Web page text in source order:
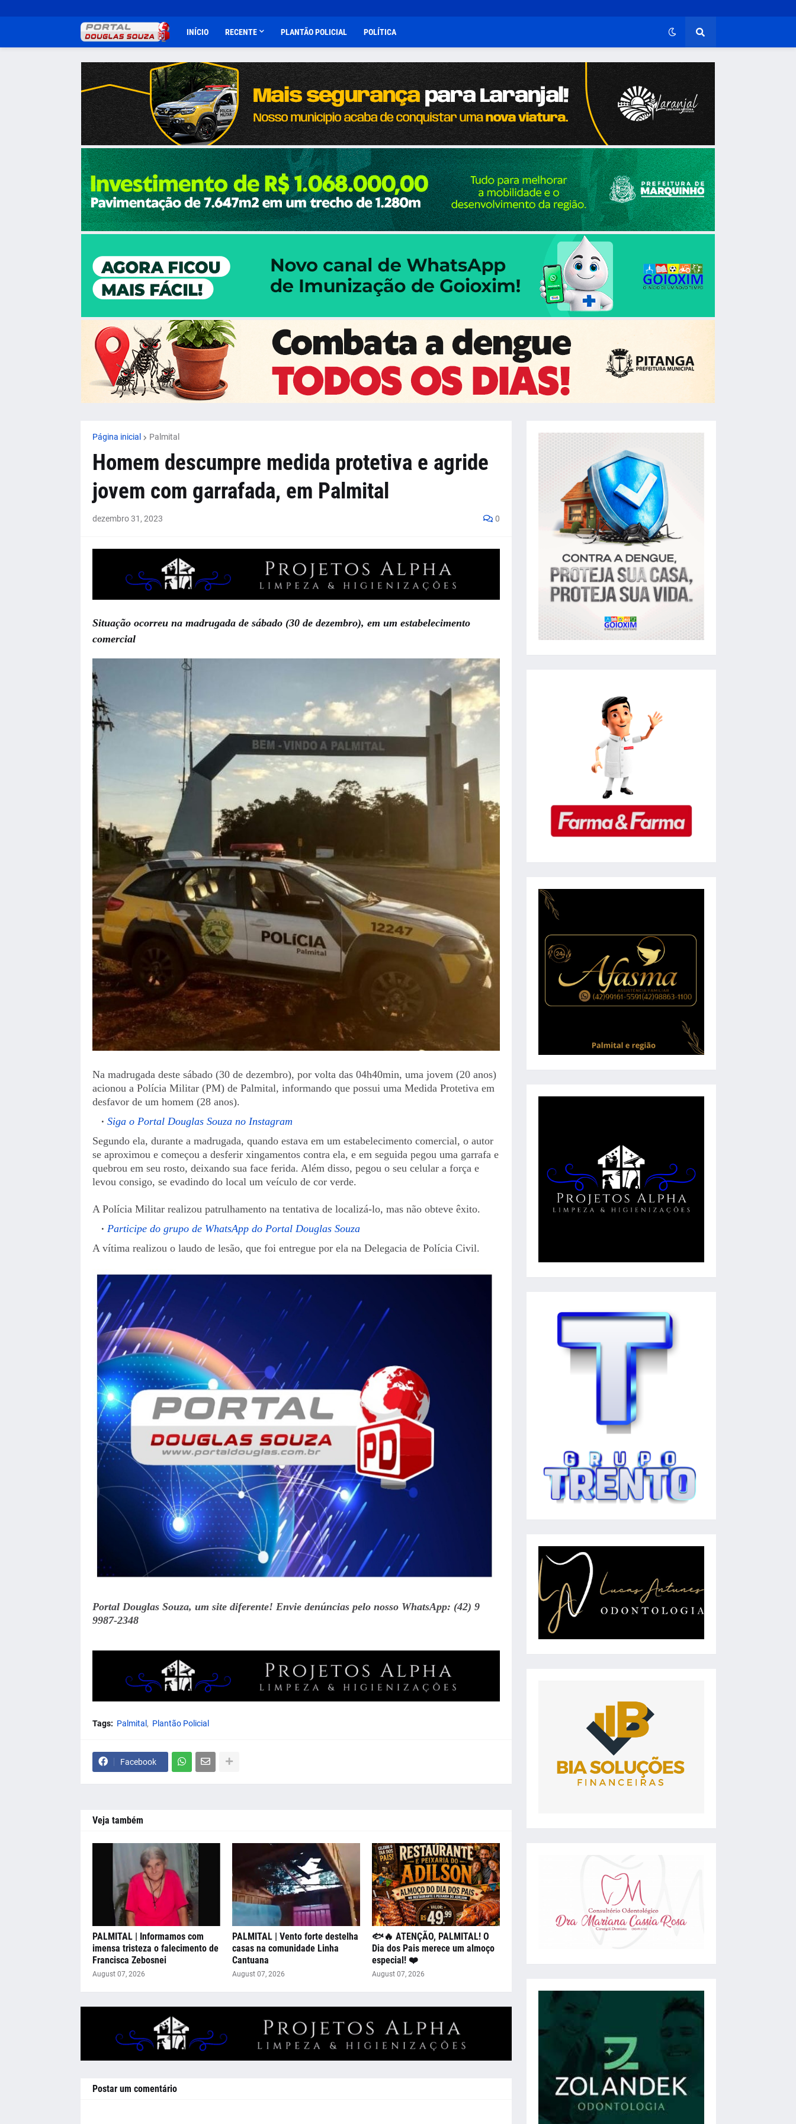
INÍCIO RECENTE PLANTÃO POLICIAL POLÍTICA
Página inicial Palmital
Homem descumpre medida protetiva e agride
jovem com garrafada, em Palmital
dezembro 31, 2023 0
Situação ocorreu na madrugada de sábado (30 de dezembro), em um estabelecimento
comercial
Na madrugada deste sábado (30 de dezembro), por volta das 04h40min, uma jovem (20 anos)
acionou a Polícia Militar (PM) de Palmital, informando que possui uma Medida Protetiva em
desfavor de um homem (28 anos).
Siga o Portal Douglas Souza no Instagram
Segundo ela, durante a madrugada, quando estava em um estabelecimento comercial, o autor
se aproximou e começou a desferir xingamentos contra ela, e em seguida pegou uma garrafa e
quebrou em seu rosto, deixando sua face ferida. Além disso, pegou o seu celular a força e
levou consigo, se evadindo do local um veículo de cor verde.
A Polícia Militar realizou patrulhamento na tentativa de localizá-lo, mas não obteve êxito.
Participe do grupo de WhatsApp do Portal Douglas Souza
A vítima realizou o laudo de lesão, que foi entregue por ela na Delegacia de Polícia Civil.
Portal Douglas Souza, um site diferente! Envie denúncias pelo nosso WhatsApp: (42) 9
9987-2348
Tags: Palmital Plantão Policial
Facebook
Veja também
PALMITAL | Informamos com
imensa tristeza o falecimento de
Francisca Zebosnei
August 07, 2026
PALMITAL | Vento forte destelha
casas na comunidade Linha
Cantuana
August 07, 2026
🐟🔥 ATENÇÃO, PALMITAL! O
Dia dos Pais merece um almoço
especial! ❤️
August 07, 2026
Postar um comentário